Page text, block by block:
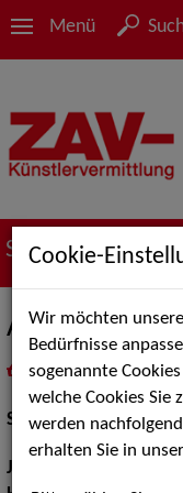
Menü
Suche nach
Arielle Elke
inMeine Merkliste
Schauspiel:Film und TV
Jahrgang:
Cookie-
Wir möchten
Bedürfnisse
sogenannte
welche Cookies Sie
werden
erhalten Sie in